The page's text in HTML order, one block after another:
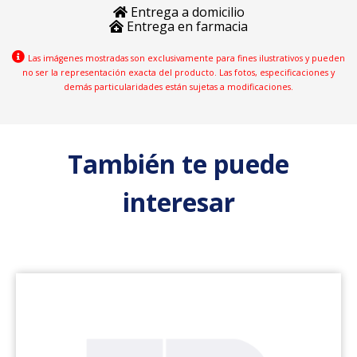
Entrega a domicilio
Entrega en farmacia
Las imágenes mostradas son exclusivamente para fines ilustrativos y pueden
no ser la representación exacta del producto. Las fotos, especificaciones y
demás particularidades están sujetas a modificaciones.
También te puede
interesar